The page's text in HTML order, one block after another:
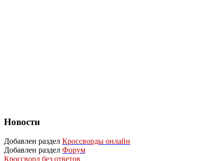
Новости
Добавлен раздел Кроссворды онлайн
Добавлен раздел Форум
Кроссворд без ответов